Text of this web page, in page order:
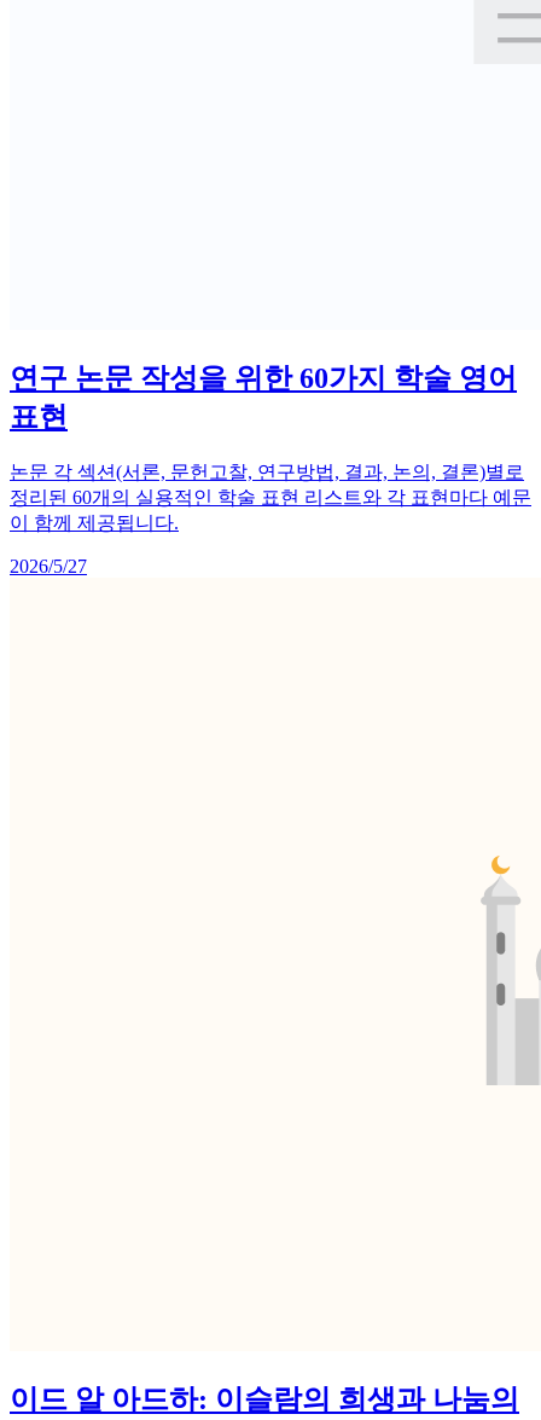
연구 논문 작성을 위한 60가지 학술 영어
표현
논문 각 섹션(서론, 문헌고찰, 연구방법, 결과, 논의, 결론)별로
정리된 60개의 실용적인 학술 표현 리스트와 각 표현마다 예문
이 함께 제공됩니다.
2026/5/27
이드 알 아드하: 이슬람의 희생과 나눔의